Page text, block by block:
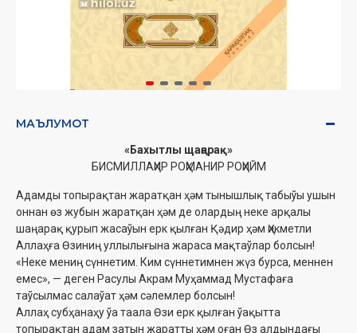
МАЪЛУМОТ
«Бахытлы щаңарақ»
БИСМИЛЛАҲИР РОҲМАНИР РОҲИЙМ
Адамды топырақтан жаратқан ҳәм тынышлық табыўы ушын
оннан өз жубын жаратқан ҳәм де олардың неке арқалы
шаңарақ қурып жасаўын ерк қылған Қәдир ҳәм Ҳикметли
Аллаҳға Өзиниң уллылығына жараса мақтаўлар болсын!
«Неке мениң сүннетим. Ким сүннетимнен жүз бурса, меннен
емес», — деген Расулы Акрам Муҳаммад Мустафаға
таўсылмас салаўат ҳәм сәлемлер болсын!
Аллаҳ субҳанаҳу ўа таала Өзи ерк қылған ўақытта
топырақтан адам затын жаратты ҳәм оған Өз алдындағы